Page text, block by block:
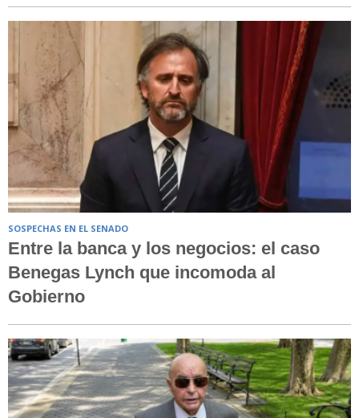
SOSPECHAS EN EL SENADO
Entre la banca y los negocios: el caso
Benegas Lynch que incomoda al
Gobierno